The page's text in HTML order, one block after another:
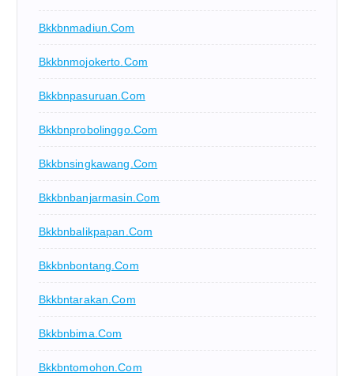
Bkkbnmadiun.com
Bkkbnmojokerto.com
Bkkbnpasuruan.com
Bkkbnprobolinggo.com
Bkkbnsingkawang.com
Bkkbnbanjarmasin.com
Bkkbnbalikpapan.com
Bkkbnbontang.com
Bkkbntarakan.com
Bkkbnbima.com
Bkkbntomohon.com